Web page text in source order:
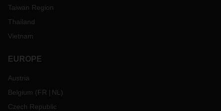
Taiwan Region
Thailand
Vietnam
EUROPE
Austria
Belgium (FR NL )
Czech Republic